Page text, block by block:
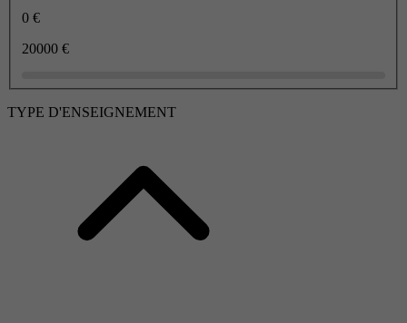
0 €
20000 €
TYPE D'ENSEIGNEMENT